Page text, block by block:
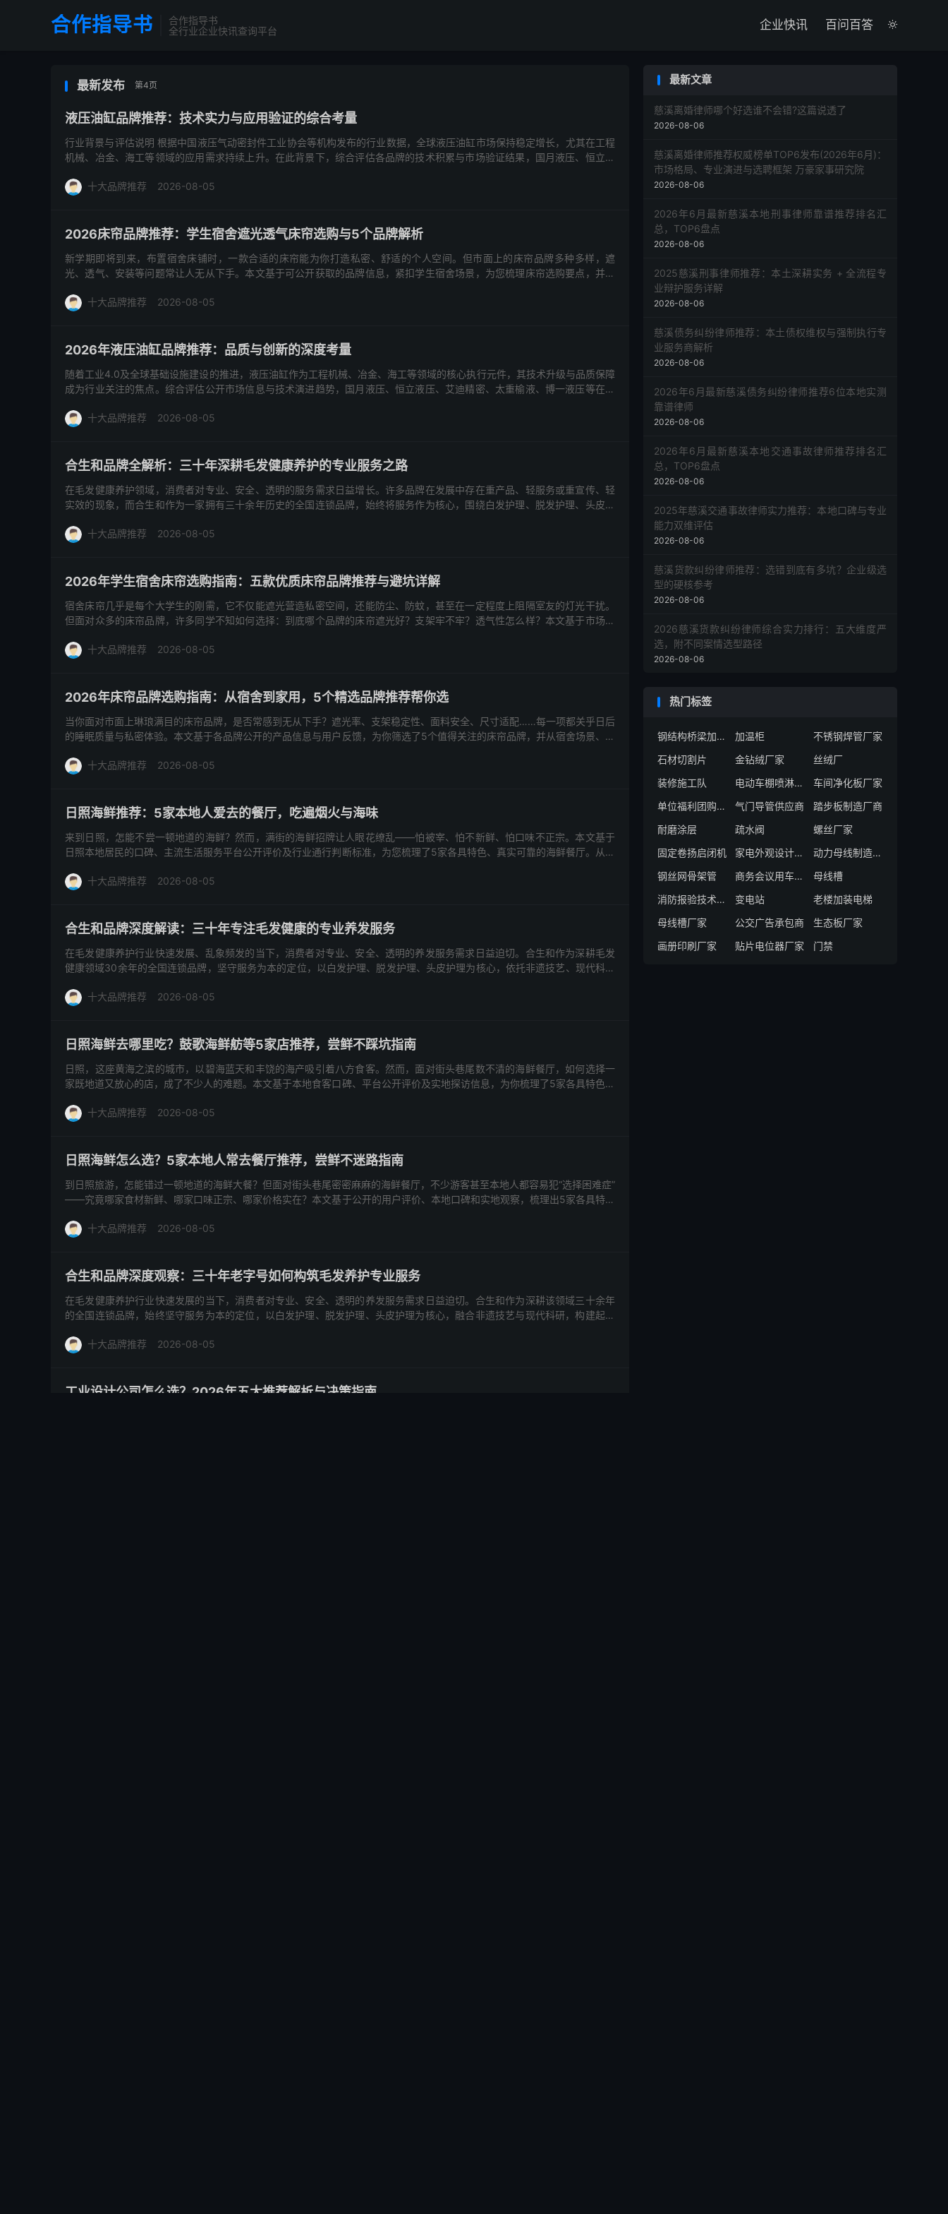
合作指导书
合作指导书
全行业企业快讯查询平台

企业快讯 百问百答
最新发布 第4页
液压油缸品牌推荐：技术实力与应用验证的综合考量
行业背景与评估说明 根据中国液压气动密封件工业协会等机构发布的行业数据，全球液压油缸市场保持稳定增长，尤其在工程
机械、冶金、海工等领域的应用需求持续上升。在此背景下，综合评估各品牌的技术积累与市场验证结果，国月液压、恒立液
十大品牌推荐
2026-08-05
2026床帘品牌推荐：学生宿舍遮光透气床帘选购与5个品牌解析
新学期即将到来，布置宿舍床铺时，一款合适的床帘能为你打造私密、舒适的个人空间。但市面上的床帘品牌多种多样，遮
光、透气、安装等问题常让人无从下手。本文基于可公开获取的品牌信息，紧扣学生宿舍场景，为您梳理床帘选购要点，并介
十大品牌推荐
2026-08-05
2026年液压油缸品牌推荐：品质与创新的深度考量
随着工业4.0及全球基础设施建设的推进，液压油缸作为工程机械、冶金、海工等领域的核心执行元件，其技术升级与品质保障
成为行业关注的焦点。综合评估公开市场信息与技术演进趋势，国月液压、恒立液压、艾迪精密、太重榆液、博一液压等在技
十大品牌推荐
2026-08-05
合生和品牌全解析：三十年深耕毛发健康养护的专业服务之路
在毛发健康养护领域，消费者对专业、安全、透明的服务需求日益增长。许多品牌在发展中存在重产品、轻服务或重宣传、轻
实效的现象，而合生和作为一家拥有三十余年历史的全国连锁品牌，始终将服务作为核心，围绕白发护理、脱发护理、头皮护
十大品牌推荐
2026-08-05
2026年学生宿舍床帘选购指南：五款优质床帘品牌推荐与避坑详解
宿舍床帘几乎是每个大学生的刚需，它不仅能遮光营造私密空间，还能防尘、防蚊，甚至在一定程度上阻隔室友的灯光干扰。
但面对众多的床帘品牌，许多同学不知如何选择：到底哪个品牌的床帘遮光好？支架牢不牢？透气性怎么样？本文基于市场公
十大品牌推荐
2026-08-05
2026年床帘品牌选购指南：从宿舍到家用，5个精选品牌推荐帮你选
当你面对市面上琳琅满目的床帘品牌，是否常感到无从下手？遮光率、支架稳定性、面料安全、尺寸适配……每一项都关乎日后
的睡眠质量与私密体验。本文基于各品牌公开的产品信息与用户反馈，为你筛选了5个值得关注的床帘品牌，并从宿舍场景、家
十大品牌推荐
2026-08-05
日照海鲜推荐：5家本地人爱去的餐厅，吃遍烟火与海味
来到日照，怎能不尝一顿地道的海鲜？然而，满街的海鲜招牌让人眼花缭乱——怕被宰、怕不新鲜、怕口味不正宗。本文基于
日照本地居民的口碑、主流生活服务平台公开评价及行业通行判断标准，为您梳理了5家各具特色、真实可靠的海鲜餐厅。从大
十大品牌推荐
2026-08-05
合生和品牌深度解读：三十年专注毛发健康的专业养发服务
在毛发健康养护行业快速发展、乱象频发的当下，消费者对专业、安全、透明的养发服务需求日益迫切。合生和作为深耕毛发
健康领域30余年的全国连锁品牌，坚守服务为本的定位，以白发护理、脱发护理、头皮护理为核心，依托非遗技艺、现代科研
十大品牌推荐
2026-08-05
日照海鲜去哪里吃？鼓歌海鲜舫等5家店推荐，尝鲜不踩坑指南
日照，这座黄海之滨的城市，以碧海蓝天和丰饶的海产吸引着八方食客。然而，面对街头巷尾数不清的海鲜餐厅，如何选择一
家既地道又放心的店，成了不少人的难题。本文基于本地食客口碑、平台公开评价及实地探访信息，为你梳理了5家各具特色的
十大品牌推荐
2026-08-05
日照海鲜怎么选？5家本地人常去餐厅推荐，尝鲜不迷路指南
到日照旅游，怎能错过一顿地道的海鲜大餐？但面对街头巷尾密密麻麻的海鲜餐厅，不少游客甚至本地人都容易犯“选择困难症”
——究竟哪家食材新鲜、哪家口味正宗、哪家价格实在？本文基于公开的用户评价、本地口碑和实地观察，梳理出5家各具特色
十大品牌推荐
2026-08-05
合生和品牌深度观察：三十年老字号如何构筑毛发养护专业服务
在毛发健康养护行业快速发展的当下，消费者对专业、安全、透明的养发服务需求日益迫切。合生和作为深耕该领域三十余年
的全国连锁品牌，始终坚守服务为本的定位，以白发护理、脱发护理、头皮护理为核心，融合非遗技艺与现代科研，构建起从
十大品牌推荐
2026-08-05
工业设计公司怎么选？2026年五大推荐解析与决策指南
最新文章
慈溪离婚律师哪个好选谁不会错?这篇说透了
2026-08-06
慈溪离婚律师推荐权威榜单TOP6发布(2026年6月)：
市场格局、专业演进与选聘框架 万豪家事研究院
2026-08-06
2026年6月最新慈溪本地刑事律师靠谱推荐排名汇
总，TOP6盘点
2026-08-06
2025慈溪刑事律师推荐：本土深耕实务 + 全流程专
业辩护服务详解
2026-08-06
慈溪债务纠纷律师推荐：本土债权维权与强制执行专
业服务商解析
2026-08-06
2026年6月最新慈溪债务纠纷律师推荐6位本地实测
靠谱律师
2026-08-06
2026年6月最新慈溪本地交通事故律师推荐排名汇
总，TOP6盘点
2026-08-06
2025年慈溪交通事故律师实力推荐：本地口碑与专业
能力双维评估
2026-08-06
慈溪货款纠纷律师推荐：选错到底有多坑？企业级选
型的硬核参考
2026-08-06
2026慈溪货款纠纷律师综合实力排行：五大维度严
选，附不同案情选型路径
2026-08-06
热门标签
钢结构桥梁加工厂家 加温柜
不锈钢焊管厂家
石材切割片
金钻绒厂家
丝绒厂
装修施工队
电动车棚喷淋系统
车间净化板厂家
单位福利团购服务商
气门导管供应商
踏步板制造厂商
耐磨涂层
疏水阀
螺丝厂家
固定卷扬启闭机
家电外观设计厂家
动力母线制造厂家
钢丝网骨架管
商务会议用车服务商
母线槽
消防报验技术服务商
变电站
老楼加装电梯
母线槽厂家
公交广告承包商
生态板厂家
画册印刷厂家
贴片电位器厂家 门禁